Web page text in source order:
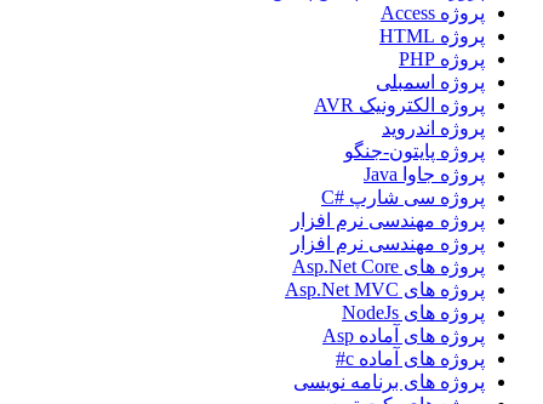
پروژه Access
پروژه HTML
پروژه PHP
پروژه اسمبلی
پروژه الکترونیک AVR
پروژه اندروید
پروژه پایتون-جنگو
پروژه جاوا Java
پروژه سی شارپ #C
پروژه مهندسی نرم افزار
پروژه مهندسی نرم افزار
پروژه های Asp.Net Core
پروژه های Asp.Net MVC
پروژه های NodeJs
پروژه های آماده Asp
پروژه های آماده c#
پروژه های برنامه نویسی